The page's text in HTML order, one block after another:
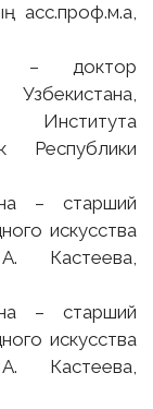
асс.проф.м.а,
– доктор
Института
Республики
– старший
искусства
Кастеева,
– старший
искусства
Кастеева,